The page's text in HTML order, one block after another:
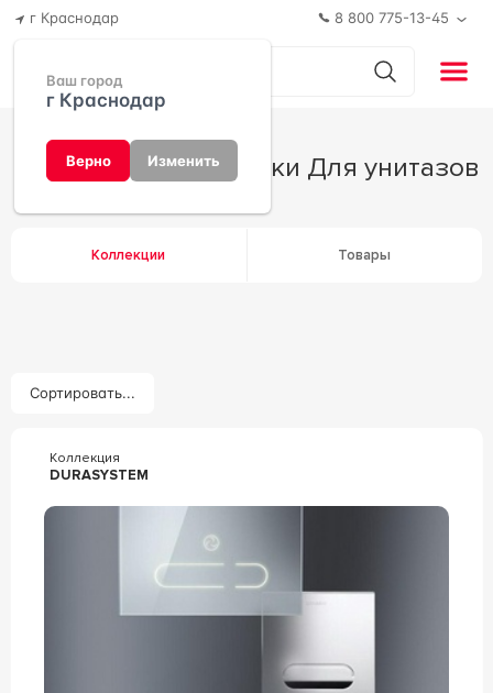
г Краснодар
Ваш город
г Краснодар
Верно Изменить
8 800 775-13-45
Инсталляции и кнопки Для унитазов
Коллекции Товары
Сортировать...
Коллекция
DURASYSTEM